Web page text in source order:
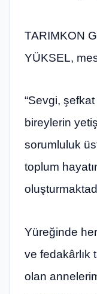
TARIMKON
YÜKSEL,
“Sevgi,
bireylerin
sorumluluk
toplum
Yüreğinde
ve fedakârlık
olan